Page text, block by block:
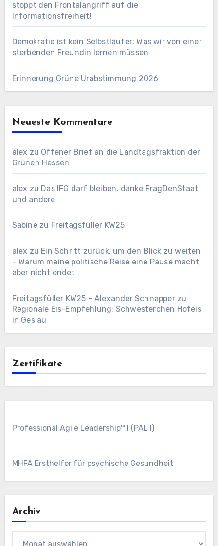
stoppt den Frontalangriff auf die
Informationsfreiheit!
Demokratie ist kein Selbstläufer: Was wir von einer
sterbenden Freundin lernen müssen
Erinnerung Grüne Urabstimmung 2026
Neueste Kommentare
alex zu Offener Brief an die Landtagsfraktion der
Grünen Hessen
alex zu Das IFG darf bleiben, danke FragDenStaat
und andere
Sabinezu Freitagsfüller KW25
alex zu Ein Schritt zurück, um den Blick zu weiten
– Warum meine politische Reise eine Pause macht,
aber nicht endet
Freitagsfüller KW25 – Alexander Schnapperzu
Regionale Eis-Empfehlung: Schwesterchen Hofeis
in Geslau
Zertifikate
Professional Agile Leadership™ I (PAL I)
MHFA Ersthelfer für psychische Gesundheit
Archiv